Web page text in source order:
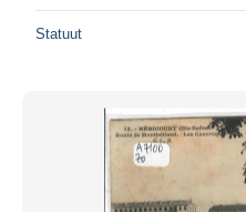
Statuut